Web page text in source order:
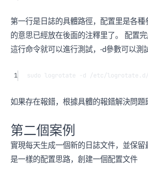
第一行是日誌的具體路徑，配置里是各
的意思已經放在後面的注釋里了。 配置
這行命令就可以進行測試，-d參數可以測
1 sudo logrotate -d /etc/logrotate.d/
如果存在報錯，根據具體的報錯解決問題
第二個案例
實現每天生成一個新的日誌文件，並保留
是一樣的配置思路，創建一個配置文件